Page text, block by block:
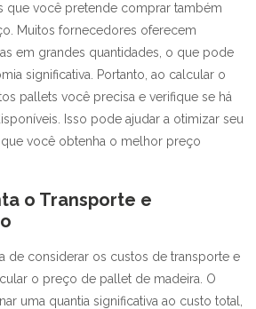
que você pretende comprar também
Muitos fornecedores oferecem
em grandes quantidades, o que pode
significativa. Portanto, ao calcular o
pallets você precisa e verifique se há
Isso pode ajudar a otimizar seu
você obtenha o melhor preço
o Transporte e
de considerar os custos de transporte e
o preço de pallet de madeira. O
uma quantia significativa ao custo total,